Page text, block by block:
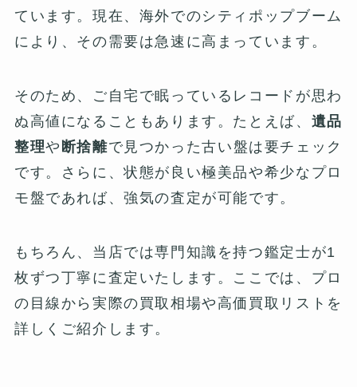
ています。現在、海外でのシティポップブーム
により、その需要は急速に高まっています。
そのため、ご自宅で眠っているレコードが思わ
ぬ高値になることもあります。たとえば、 遺品
整理や 断捨離で見つかった古い盤は要チェック
です。さらに、状態が良い極美品や希少なプロ
モ盤であれば、強気の査定が可能です。
もちろん、当店では専門知識を持つ鑑定士が1
枚ずつ丁寧に査定いたします。ここでは、プロ
の目線から実際の買取相場や高価買取リストを
詳しくご紹介します。